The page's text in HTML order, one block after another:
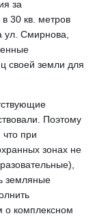
за
30 кв. метров
ул. Смирнова,
своей земли для
Поэтому
что при
зонах не
земляные
о комплексном